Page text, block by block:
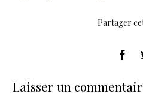
Partager
Laisser un